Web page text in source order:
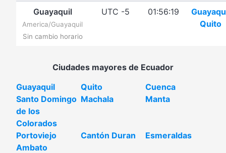
Guayaquil
America/Guayaquil
Sin cambio horario
UTC -5 01:56:19
Quito
Ciudades mayores de Ecuador
Guayaquil
Quito
Cuenca
Santo Domingo
de los
Colorados
Machala Manta
Portoviejo Cantón Duran
Esmeraldas
Ambato